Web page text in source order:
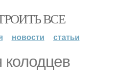
ВСЕ
новости статьи
колодцев